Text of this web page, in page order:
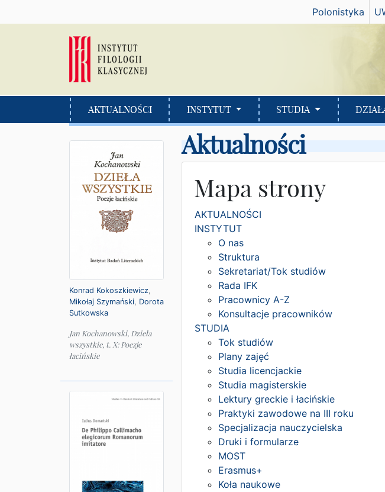
Polonistyka
AKTUALNOŚCI INSTYTUT STUDIA
Konrad Kokoszkiewicz,
Mikołaj Szymański, Dorota
Sutkowska
Jan Kochanowski, Dzieła
wszystkie, t. X: Poezje
łacińskie
Aktualności
Mapa strony
AKTUALNOŚCI
INSTYTUT
O nas
Struktura
Sekretariat/Tok studiów
Rada IFK
Pracownicy A-Z
Konsultacje pracowników
STUDIA
Tok studiów
Plany zajęć
Studia licencjackie
Studia magisterskie
Lektury greckie i łacińskie
Praktyki zawodowe na III roku
Specjalizacja nauczycielska
Druki i formularze
MOST
Erasmus+
Koła naukowe